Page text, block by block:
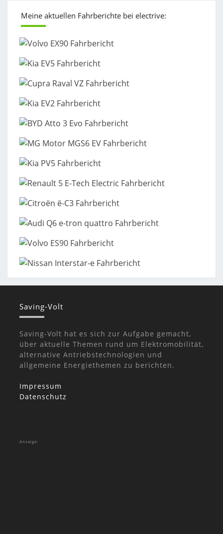
Meine aktuellen Fahrberichte bei electrive:
Saving-Volt
Saving-Volt hat es sich zur Aufgabe gemacht,
über aktuelle Themen rund um Elektromobilität,
alternative Antriebstechnologien und
allgemeine Energiethemen zu berichten.
Impressum
Datenschutz
Anzeige: